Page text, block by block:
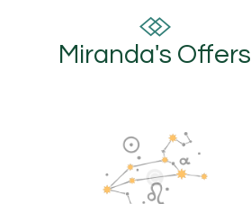
Miranda's Offers